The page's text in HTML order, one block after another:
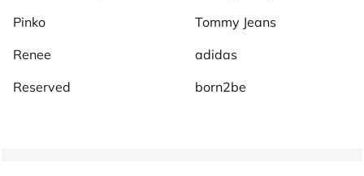
Pinko
Renee
Reserved
Tommy Jeans
adidas
born2be